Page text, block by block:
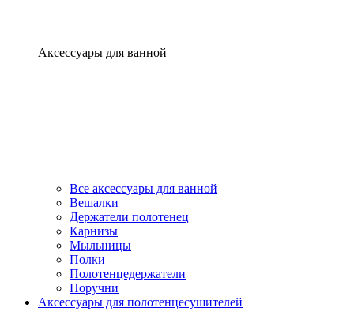
Аксессуары для ванной
Все аксессуары для ванной
Вешалки
Держатели полотенец
Карнизы
Мыльницы
Полки
Полотенцедержатели
Поручни
Аксессуары для полотенцесушителей